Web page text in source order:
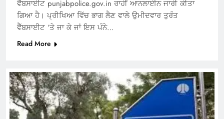
ਵੈੱਬਸਾਈਟ punjabpolice.gov.in ਰਾਹੀਂ ਆਨਲਾਈਨ ਜਾਰੀ ਕੀਤਾ
ਗਿਆ ਹੈ। ਪ੍ਰੀਖਿਆ ਵਿੱਚ ਭਾਗ ਲੈਣ ਵਾਲੇ ਉਮੀਦਵਾਰ ਤੁਰੰਤ
ਵੈੱਬਸਾਈਟ ‘ਤੇ ਜਾ ਕੇ ਜਾਂ ਇਸ ਪੰਨੇ…
Read More